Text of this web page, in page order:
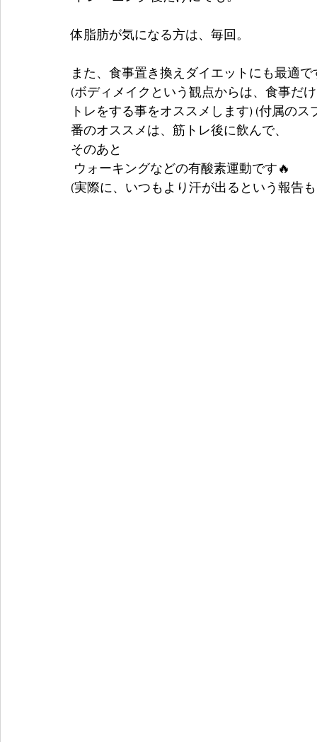
体脂肪が気になる方は、毎回。
また、食事置き換えダイエットにも最適で
(ボディメイクという観点からは、食事だ
トレをする事をオススメします) (付属の
番のオススメは、筋トレ後に飲んで、
そのあと
ウォーキングなどの有酸素運動です🔥
(実際に、いつもより汗が出るという報告